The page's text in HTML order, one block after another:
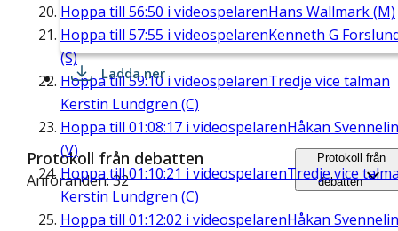
Hoppa till 56:50 i videospelarenHans Wallmark (M)
Hoppa till 57:55 i videospelarenKenneth G
(S)
Hoppa till59:10 i videospelarenTredje vice talman
Kerstin Lundgren (C)
Hoppa till 01:08:17 i videospelarenHåkan
(V)
Hoppa till01:10:21 i videospelarenTredje vice
Kerstin Lundgren (C)
Hoppa till 01:12:02 i videospelarenHåkan
Ladda ner
Protokoll från debatten
Anföranden: 32
Protokoll från
debatten